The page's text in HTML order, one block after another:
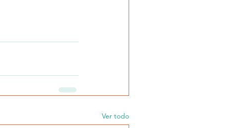
Ver todo